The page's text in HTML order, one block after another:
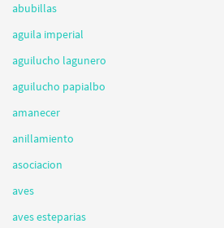
abubillas
aguila imperial
aguilucho lagunero
aguilucho papialbo
amanecer
anillamiento
asociacion
aves
aves esteparias